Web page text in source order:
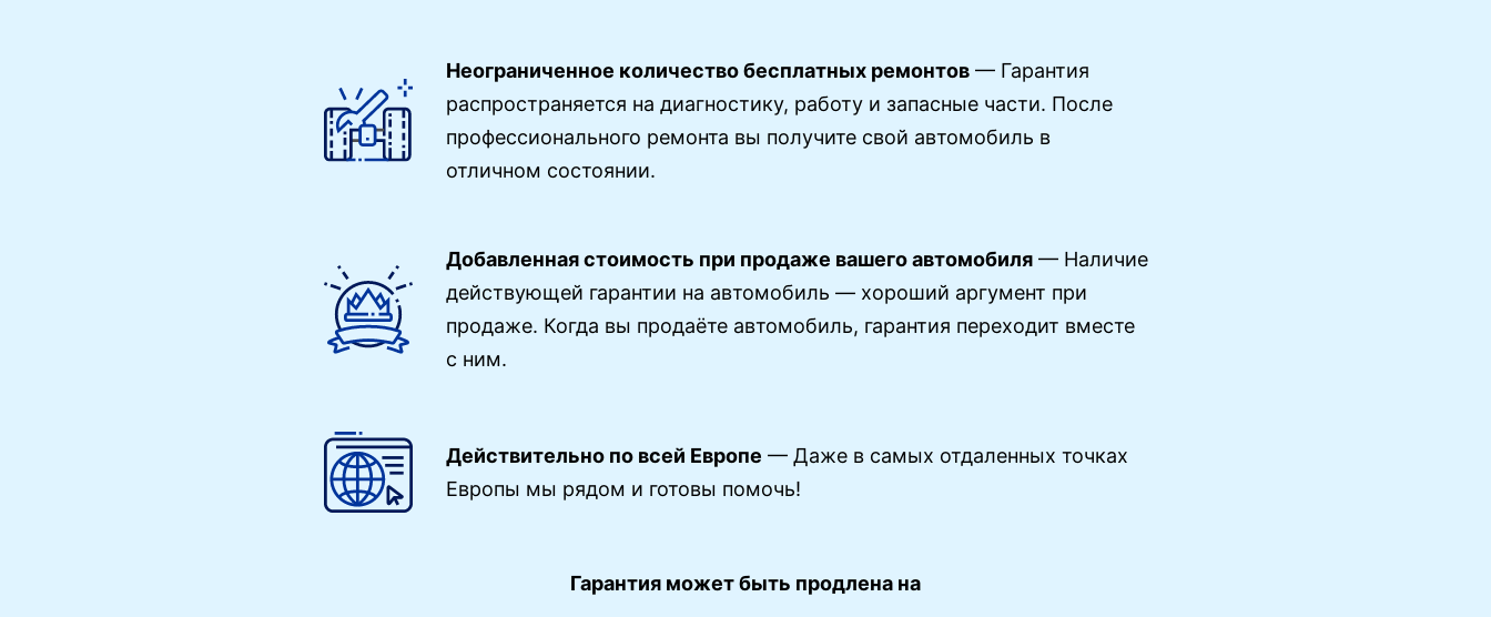
Неограниченное количество бесплатных ремонтов — Гарантия
распространяется на диагностику, работу и запасные части. После
профессионального ремонта вы получите свой автомобиль в
отличном состоянии.
Добавленная стоимость при продаже вашего автомобиля — Наличие
действующей гарантии на автомобиль — хороший аргумент при
продаже. Когда вы продаёте автомобиль, гарантия переходит вместе
с ним.
Действительно по всей Европе — Даже в самых отдаленных точках
Европы мы рядом и готовы помочь!
Гарантия может быть продлена на